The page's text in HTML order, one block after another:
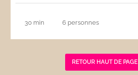
30 min 6 personnes
RETOUR HAUT DE PAGE